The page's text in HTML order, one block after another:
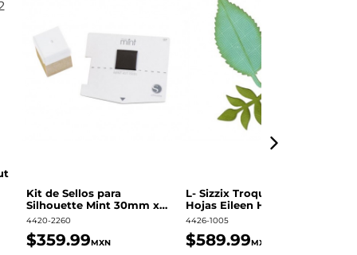
Kit de Sellos para
Silhouette Mint 30mm x
60mm
4420-2260
$359.99MXN
L- Sizzix Troquel Grueso
Hojas Eileen Hull | 661111
4426-1005
$589.99MXN